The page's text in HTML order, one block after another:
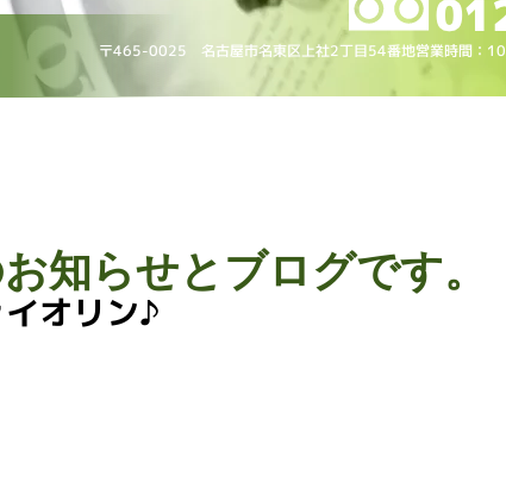
〒465-0025 名古屋市名東区上社2丁目54番地営業時間：10
オリン♪
知らせとブログです。